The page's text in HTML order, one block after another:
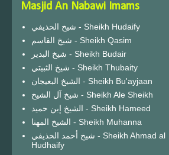
Masjid An Nabawi Imams
شيخ الحذيفي - Sheikh Hudaify
شيخ القاسم - Sheikh Qasim
شيخ البدير - Sheikh Budair
شيخ الثبيتي - Sheikh Thubaity
الشيخ البعيجان - Sheikh Bu'ayjaan
شيخ آل الشيخ - Sheikh Ale Sheikh
الشيخ إبن حميد - Sheikh Hameed
الشيخ المهنا - Sheikh Muhanna
شيخ أحمد الحذيفي - Sheikh Ahmad al
Hudhaify